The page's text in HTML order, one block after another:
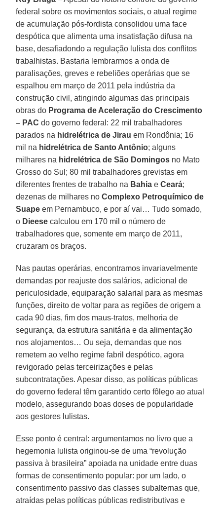
federal sobre os movimentos sociais, o atual regime
de acumulação pós-fordista consolidou uma face
despótica que alimenta uma insatisfação difusa na
base, desafiadondo a regulação lulista dos conflitos
trabalhistas. Bastaria lembrarmos a onda de
paralisações, greves e rebeliões operárias que se
espalhou em março de 2011 pela indústria da
construção civil, atingindo algumas das principais
obras do Programa de Aceleração do Crescimento
– PACdo governo federal: 22 mil trabalhadores
parados na hidrelétrica de Jirau em Rondônia; 16
mil na hidrelétrica de Santo Antônio; alguns
milhares na hidrelétrica de São Domingos no Mato
Grosso do Sul; 80 mil trabalhadores grevistas em
diferentes frentes de trabalho na BahiaeCeará;
dezenas de milhares noComplexo Petroquímico de
Suapeem Pernambuco, e por aí vai… Tudo somado,
o Dieese calculou em 170 mil o número de
trabalhadores que, somente em março de 2011,
cruzaram os braços.
Nas pautas operárias, encontramos invariavelmente
demandas por reajuste dos salários, adicional de
periculosidade, equiparação salarial para as mesmas
funções, direito de voltar para as regiões de origem a
cada 90 dias, fim dos maus-tratos, melhoria de
segurança, da estrutura sanitária e da alimentação
nos alojamentos… Ou seja, demandas que nos
remetem ao velho regime fabril despótico, agora
revigorado pelas terceirizações e pelas
subcontratações. Apesar disso, as políticas públicas
do governo federal têm garantido certo fôlego ao atual
modelo, assegurando boas doses de popularidade
aos gestores lulistas.
Esse ponto é central: argumentamos no livro que a
hegemonia lulista originou-se de uma “revolução
passiva à brasileira” apoiada na unidade entre duas
formas de consentimento popular: por um lado, o
consentimento passivo das classes subalternas que,
atraídas pelas políticas públicas redistributivas e